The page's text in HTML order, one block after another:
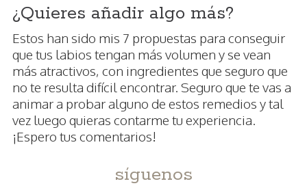
¿Quieres añadir algo más?
Estos han sido mis 7 propuestas para conseguir
que tus labios tengan más volumen y se vean
más atractivos, con ingredientes que seguro que
no te resulta difícil encontrar. Seguro que te vas a
animar a probar alguno de estos remedios y tal
vez luego quieras contarme tu experiencia.
¡Espero tus comentarios!
síguenos